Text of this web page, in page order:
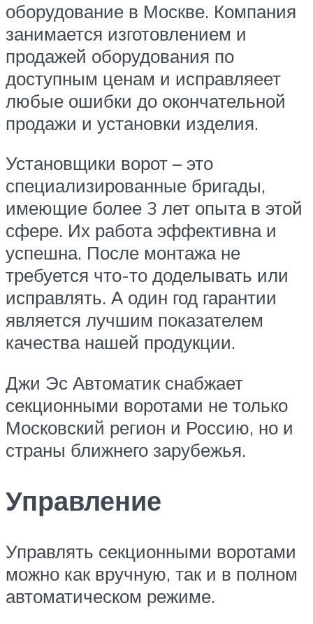
оборудование в Москве. Компания
занимается изготовлением и
продажей оборудования по
доступным ценам и исправляеет
любые ошибки до окончательной
продажи и установки изделия.
Установщики ворот – это
специализированные бригады,
имеющие более 3 лет опыта в этой
сфере. Их работа эффективна и
успешна. После монтажа не
требуется что-то доделывать или
исправлять. А один год гарантии
является лучшим показателем
качества нашей продукции.
Джи Эс Автоматик снабжает
секционными воротами не только
Московский регион и Россию, но и
страны ближнего зарубежья.
Управление
Управлять секционными воротами
можно как вручную, так и в полном
автоматическом режиме.